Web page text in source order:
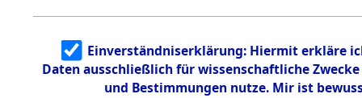
5.3.2
Identifizierun
g
5.3.3
Todesmärsch
Checking")
Einverständniserklärung: Hiermit erkläre
Daten ausschließlich für wissenschaftliche
und Bestimmungen nutze. Mir ist